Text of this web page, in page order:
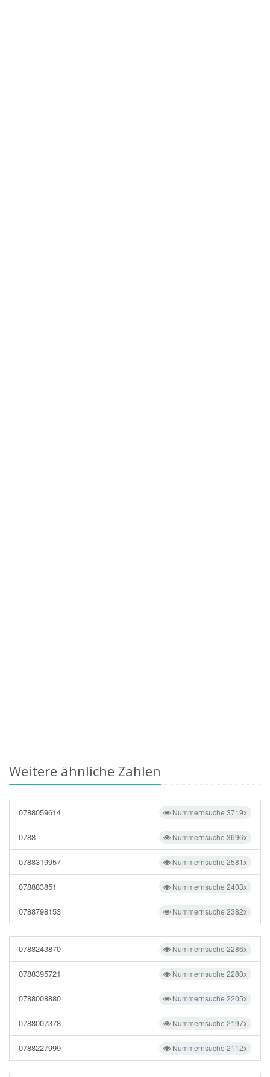
Weitere ähnliche Zahlen
Nummernsuche 3719x
0788059614
Nummernsuche 3696x
0788
Nummernsuche 2581x
0788319957
Nummernsuche 2403x
078883851
Nummernsuche 2382x
0788798153
Nummernsuche 2286x
0788243870
Nummernsuche 2280x
0788395721
Nummernsuche 2205x
0788008880
Nummernsuche 2197x
0788007378
Nummernsuche 2112x
0788227999